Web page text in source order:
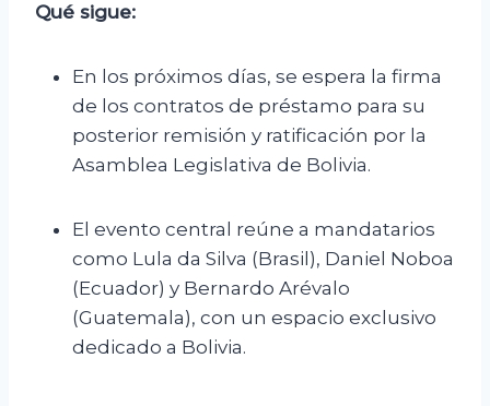
Qué sigue:
En los próximos días, se espera la firma
de los contratos de préstamo para su
posterior remisión y ratificación por la
Asamblea Legislativa de Bolivia.
El evento central reúne a mandatarios
como Lula da Silva (Brasil), Daniel Noboa
(Ecuador) y Bernardo Arévalo
(Guatemala), con un espacio exclusivo
dedicado a Bolivia.